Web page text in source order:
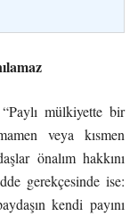
mülkiyette bir
veya kısmen
önalım hakkını
gerekçesinde ise:
kendi payını